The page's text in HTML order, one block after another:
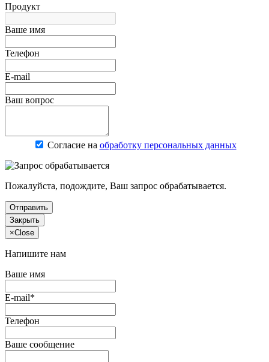
Продукт
Ваше имя
Телефон
E-mail
Ваш вопрос
Согласие на обработку персональных данных
Пожалуйста, подождите, Ваш запрос обрабатывается.
Отправить
Закрыть
×Close
Напишите нам
Ваше имя
E-mail*
Телефон
Ваше сообщение